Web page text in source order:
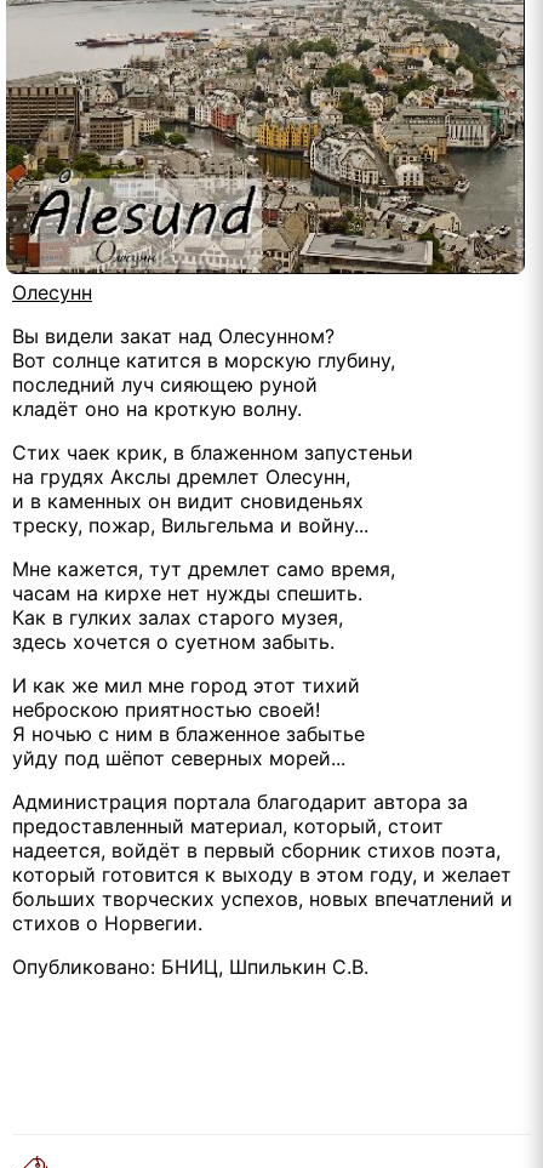
Олесунн
Вы видели закат над Олесунном?
Вот солнце катится в морскую глубину,
последний луч сияющею руной
кладёт оно на кроткую волну.
Стих чаек крик, в блаженном запустеньи
на грудях Акслы дремлет Олесунн,
и в каменных он видит сновиденьях
треску, пожар, Вильгельма и войну...
Мне кажется, тут дремлет само время,
часам на кирхе нет нужды спешить.
Как в гулких залах старого музея,
здесь хочется о суетном забыть.
И как же мил мне город этот тихий
неброскою приятностью своей!
Я ночью с ним в блаженное забытье
уйду под шёпот северных морей...
Администрация портала благодарит автора за
предоставленный материал, который, стоит
надеется, войдёт в первый сборник стихов поэта,
который готовится к выходу в этом году, и желает
больших творческих успехов, новых впечатлений и
стихов о Норвегии.
Опубликовано: БНИЦ, Шпилькин С.В.